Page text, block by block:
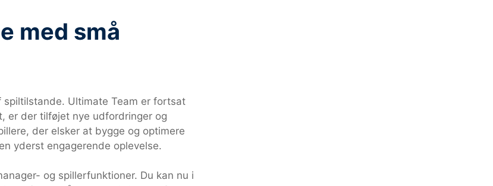
med små
Ultimate Team er fortsat
er der tilføjet nye udfordringer og
der elsker at bygge og optimere
yderst engagerende oplevelse.
og spillerfunktioner. Du kan nu i